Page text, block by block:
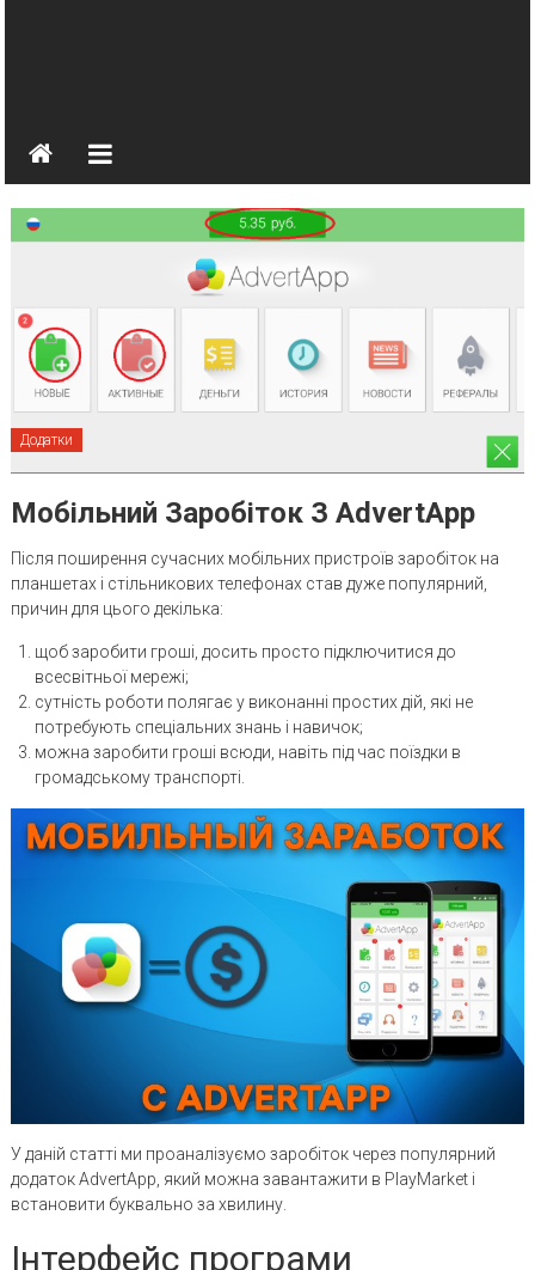
Додатки
Мобільний Заробіток З AdvertApp
Після поширення сучасних мобільних пристроїв заробіток на
планшетах і стільникових телефонах став дуже популярний,
причин для цього декілька:
щоб заробити гроші, досить просто підключитися до
всесвітньої мережі;
сутність роботи полягає у виконанні простих дій, які не
потребують спеціальних знань і навичок;
можна заробити гроші всюди, навіть під час поїздки в
громадському транспорті.
У даній статті ми проаналізуємо заробіток через популярний
додаток AdvertApp, який можна завантажити в PlayMarket і
встановити буквально за хвилину.
Інтерфейс програми